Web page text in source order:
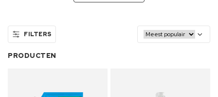
FILTERS
PRODUCTEN